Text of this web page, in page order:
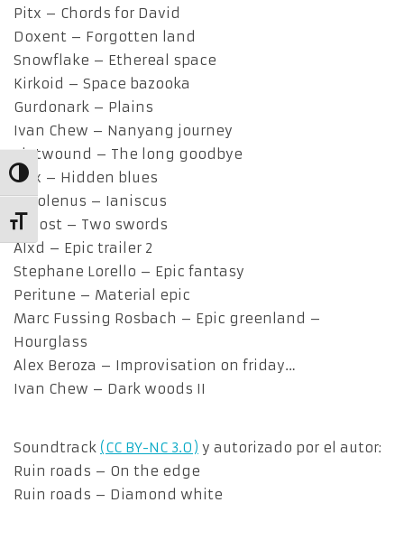
Alternar alto contraste
Alternar tamaño de letra
Pitx – Chords for David
Doxent – Forgotten land
Snowflake – Ethereal space
Kirkoid – Space bazooka
Gurdonark – Plains
Ivan Chew – Nanyang journey
Flatwound – The long goodbye
Pitx – Hidden blues
Javolenus – Ianiscus
_ghost – Two swords
Alxd – Epic trailer 2
Stephane Lorello – Epic fantasy
Peritune – Material epic
Marc Fussing Rosbach – Epic greenland –
Hourglass
Alex Beroza – Improvisation on friday…
Ivan Chew – Dark woods II
Soundtrack (CC BY-NC 3.0) y autorizado por el autor:
Ruin roads – On the edge
Ruin roads – Diamond white